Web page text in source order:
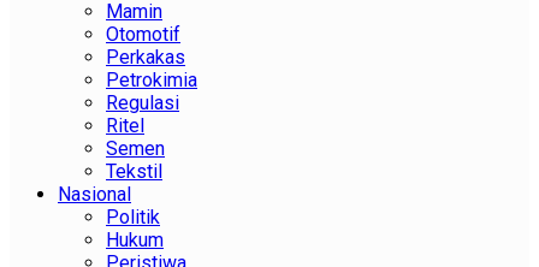
Mamin
Otomotif
Perkakas
Petrokimia
Regulasi
Ritel
Semen
Tekstil
Nasional
Politik
Hukum